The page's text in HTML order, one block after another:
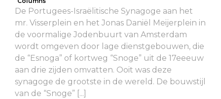
De Portugees-Israëlitische Synagoge aan het
mr. Visserplein en het Jonas Daniël Meijerplein in
de voormalige Jodenbuurt van Amsterdam
wordt omgeven door lage dienstgebouwen, die
de “Esnoga” of kortweg “Snoge” uit de 17eeeuw
aan drie zijden omvatten. Ooit was deze
synagoge de grootste in de wereld. De bouwstijl
van de “Snoge” [...]